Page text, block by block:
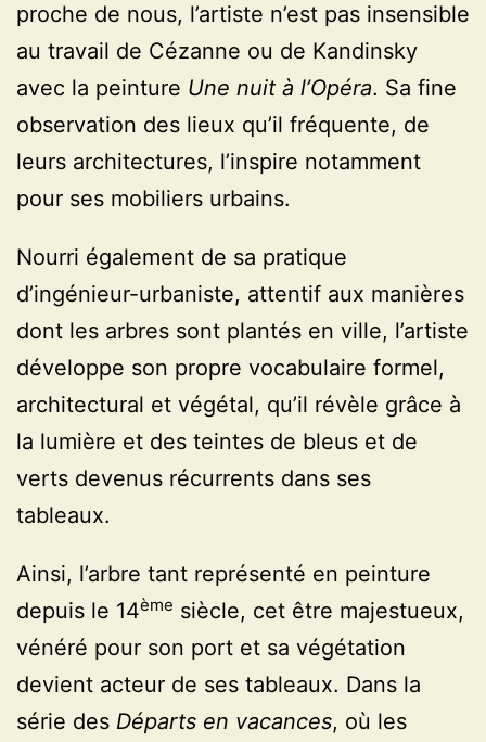
proche de nous, l’artiste n’est pas insensible
au travail de Cézanne ou de Kandinsky
avec la peinture Une nuit à l’Opéra. Sa fine
observation des lieux qu’il fréquente, de
leurs architectures, l’inspire notamment
pour ses mobiliers urbains.
Nourri également de sa pratique
d’ingénieur-urbaniste, attentif aux manières
dont les arbres sont plantés en ville, l’artiste
développe son propre vocabulaire formel,
architectural et végétal, qu’il révèle grâce à
la lumière et des teintes de bleus et de
verts devenus récurrents dans ses
tableaux.
Ainsi, l’arbre tant représenté en peinture
depuis le 14ème siècle, cet être majestueux,
vénéré pour son port et sa végétation
devient acteur de ses tableaux. Dans la
série des Départs en vacances, où les